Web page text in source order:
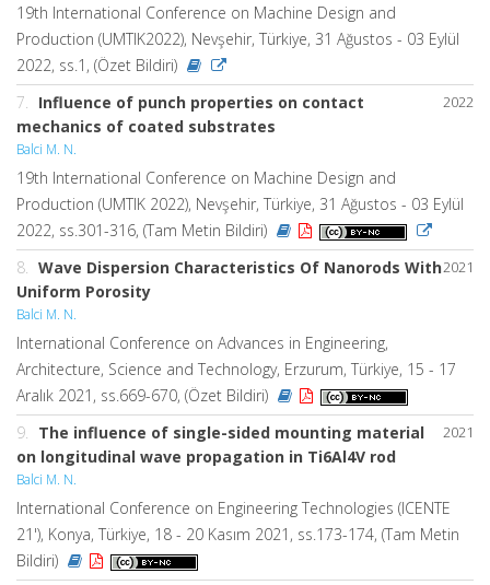
19th International Conference on Machine Design and
Production (UMTIK2022), Nevşehir, Türkiye, 31 Ağustos - 03 Eylül
2022, ss.1, (Özet Bildiri)
2022
7.
Influence of punch properties on contact
mechanics of coated substrates
Balci M. N.
19th International Conference on Machine Design and
Production (UMTIK 2022), Nevşehir, Türkiye, 31 Ağustos - 03 Eylül
2022, ss.301-316, (Tam Metin Bildiri)
2021
8.
Wave Dispersion Characteristics Of Nanorods With
Uniform Porosity
Balci M. N.
International Conference on Advances in Engineering,
Architecture, Science and Technology, Erzurum, Türkiye, 15 - 17
Aralık 2021, ss.669-670, (Özet Bildiri)
2021
9.
The influence of single-sided mounting material
on longitudinal wave propagation in Ti6Al4V rod
Balci M. N.
International Conference on Engineering Technologies (ICENTE
21'), Konya, Türkiye, 18 - 20 Kasım 2021, ss.173-174, (Tam Metin
Bildiri)